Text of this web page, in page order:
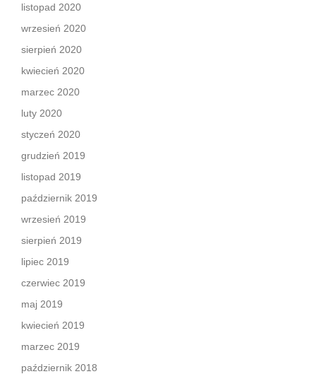
listopad 2020
wrzesień 2020
sierpień 2020
kwiecień 2020
marzec 2020
luty 2020
styczeń 2020
grudzień 2019
listopad 2019
październik 2019
wrzesień 2019
sierpień 2019
lipiec 2019
czerwiec 2019
maj 2019
kwiecień 2019
marzec 2019
październik 2018